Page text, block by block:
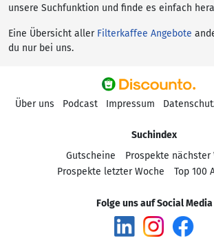
unsere Suchfunktion und finde es einfach
Eine Übersicht aller Filterkaffee Angebote
du nur bei uns.
Über uns Podcast Impressum
Suchindex
Gutscheine
Prospekte nächster
Prospekte letzter Woche
Top 100
Folge uns auf Social Media